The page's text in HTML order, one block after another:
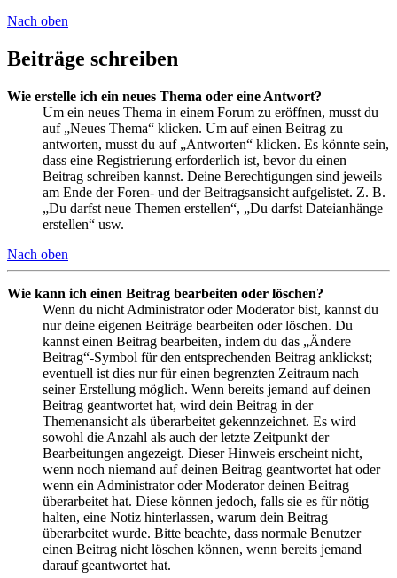
Nach oben
Beiträge schreiben
Wie erstelle ich ein neues Thema oder eine Antwort?
Um ein neues Thema in einem Forum zu eröffnen, musst du
auf „Neues Thema“ klicken. Um auf einen Beitrag zu
antworten, musst du auf „Antworten“ klicken. Es könnte sein,
dass eine Registrierung erforderlich ist, bevor du einen
Beitrag schreiben kannst. Deine Berechtigungen sind jeweils
am Ende der Foren- und der Beitragsansicht aufgelistet. Z. B.
„Du darfst neue Themen erstellen“, „Du darfst Dateianhänge
erstellen“ usw.
Nach oben
Wie kann ich einen Beitrag bearbeiten oder löschen?
Wenn du nicht Administrator oder Moderator bist, kannst du
nur deine eigenen Beiträge bearbeiten oder löschen. Du
kannst einen Beitrag bearbeiten, indem du das „Ändere
Beitrag“-Symbol für den entsprechenden Beitrag anklickst;
eventuell ist dies nur für einen begrenzten Zeitraum nach
seiner Erstellung möglich. Wenn bereits jemand auf deinen
Beitrag geantwortet hat, wird dein Beitrag in der
Themenansicht als überarbeitet gekennzeichnet. Es wird
sowohl die Anzahl als auch der letzte Zeitpunkt der
Bearbeitungen angezeigt. Dieser Hinweis erscheint nicht,
wenn noch niemand auf deinen Beitrag geantwortet hat oder
wenn ein Administrator oder Moderator deinen Beitrag
überarbeitet hat. Diese können jedoch, falls sie es für nötig
halten, eine Notiz hinterlassen, warum dein Beitrag
überarbeitet wurde. Bitte beachte, dass normale Benutzer
einen Beitrag nicht löschen können, wenn bereits jemand
darauf geantwortet hat.